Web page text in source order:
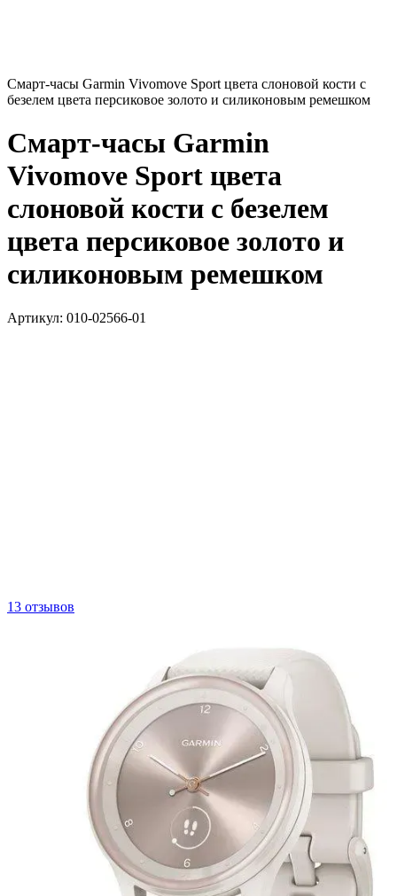
Смарт-часы Garmin Vivomove Sport цвета слоновой кости с
безелем цвета персиковое золото и силиконовым ремешком
Смарт-часы Garmin
Vivomove Sport цвета
слоновой кости с безелем
цвета персиковое золото и
силиконовым ремешком
Артикул: 010-02566-01
13 отзывов